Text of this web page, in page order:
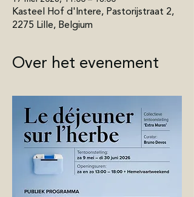
Kasteel Hof d'Intere, Pastorijstraat 2,
2275 Lille, Belgium
Over het evenement